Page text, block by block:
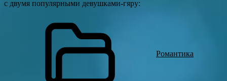
с двумя популярными девушками‑гяру:
Романтика